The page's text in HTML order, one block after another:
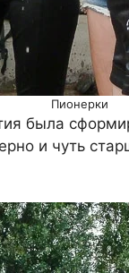
Пионерки
была
и чуть